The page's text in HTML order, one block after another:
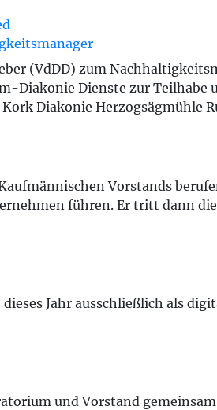
(VdDD) zum
Diakonie Dienste zur
Diakonie Herzogsägmühle
Vorstands
führen. Er tritt dann
Jahr ausschließlich als
und Vorstand